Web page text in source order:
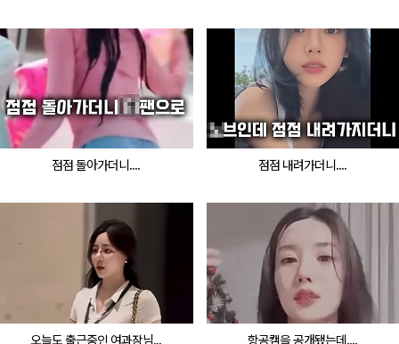
점점 돌아가더니.... 점점 내려가더니....
오늘도 출근중인 여과장님... 항공캠을 공개됐는데....